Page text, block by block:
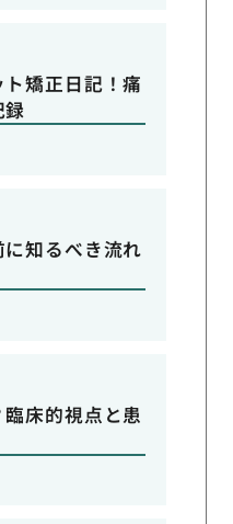
矯正日記！痛
録
知るべき流れ
床的視点と患